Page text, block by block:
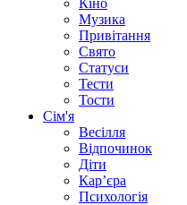
Кіно
Музика
Привітання
Свято
Статуси
Тести
Тости
Сім'я
Весілля
Відпочинок
Діти
Кар’єра
Психологія